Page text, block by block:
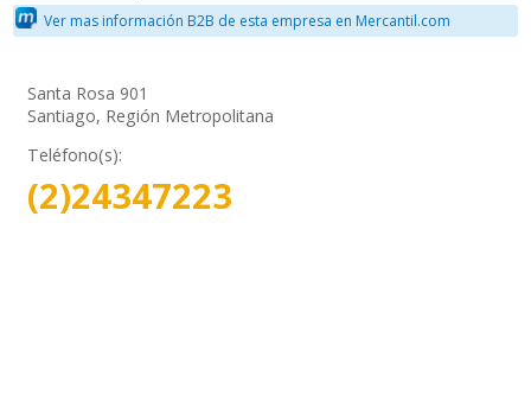
Ver mas información B2B de esta empresa en Mercantil.com
Santa Rosa 901
Santiago, Región Metropolitana
Teléfono(s):
(2)24347223